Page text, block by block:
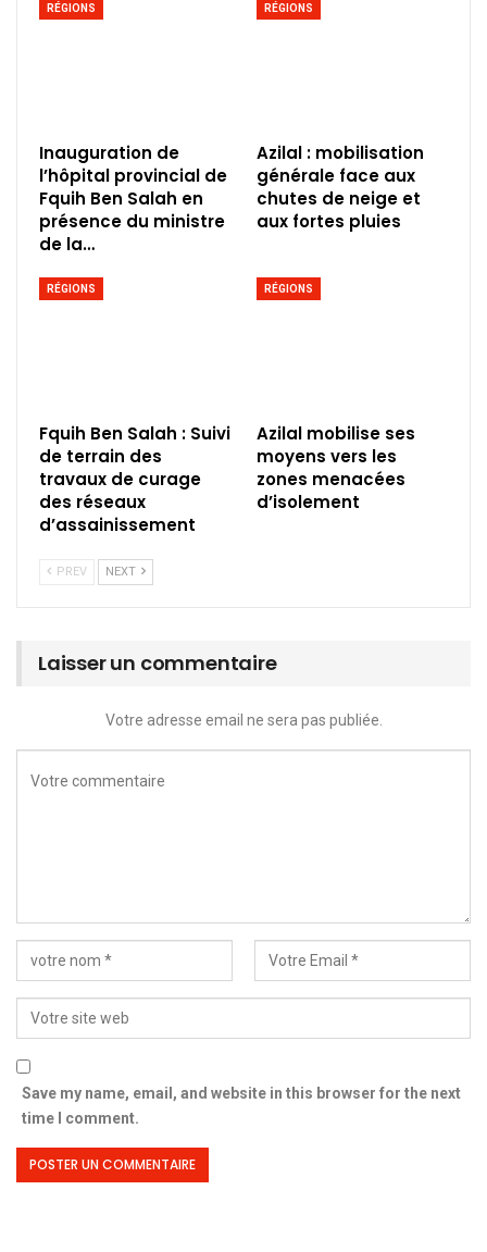
RÉGIONS
Inauguration de
l’hôpital provincial de
Fquih Ben Salah en
présence du ministre
de la…
RÉGIONS
Azilal : mobilisation
générale face aux
chutes de neige et
aux fortes pluies
RÉGIONS
Fquih Ben Salah : Suivi
de terrain des
travaux de curage
des réseaux
d’assainissement
RÉGIONS
Azilal mobilise ses
moyens vers les
zones menacées
d’isolement
PREV NEXT
Laisser un commentaire
Votre adresse email ne sera pas publiée.
Save my name, email, and website in this browser for the next
time I comment.